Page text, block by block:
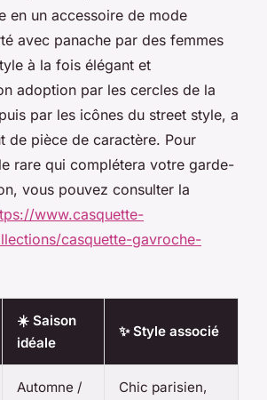
en un accessoire de mode
avec panache par des femmes
à la fois élégant et
adoption par les cercles de la
par les icônes du street style, a
de pièce de caractère. Pour
rare qui complétera votre garde-
vous pouvez consulter la
www.casquette-
casquette-gavroche-
☀️ Saison
idéale
✨ Style associé
Automne /
Chic parisien,